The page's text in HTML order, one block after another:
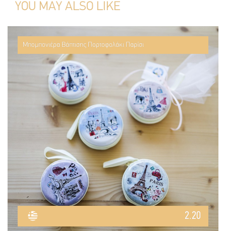
YOU MAY ALSO LIKE
Μπομπονιέρα Βάπτισης Πορτοφολάκι Παρίσι
2.20